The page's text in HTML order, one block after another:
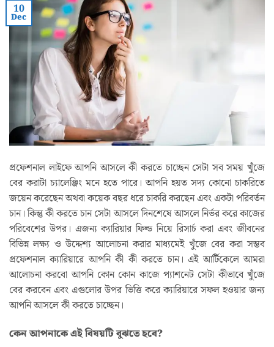
10
Dec
প্রফেশনাল লাইফে আপনি আসলে কী করতে চাচ্ছেন সেটা সব সময় খুঁজে
বের করাটা চ্যালেঞ্জিং মনে হতে পারে। আপনি হয়ত সদ্য কোনো চাকরিতে
জয়েন করেছেন অথবা কয়েক বছর ধরে চাকরি করছেন এবং একটা পরিবর্তন
চান। কিন্তু কী করতে চান সেটা আসলে দিনশেষে আসলে নির্ভর করে কাজের
পরিবেশের উপর। এজন্য ক্যারিয়ার ফিল্ড নিয়ে রিসার্চ করা এবং জীবনের
বিভিন্ন লক্ষ্য ও উদ্দেশ্য আলোচনা করার মাধ্যমেই খুঁজে বের করা সম্ভব
প্রফেশনাল ক্যারিয়ারে আপনি কী কী করতে চান। এই আর্টিকেলে আমরা
আলোচনা করবো আপনি কোন কোন কাজে প্যাশনেট সেটা কীভাবে খুঁজে
বের করবেন এবং এগুলোর উপর ভিত্তি করে ক্যারিয়ারে সফল হওয়ার জন্য
আপনি আসলে কী করতে চাচ্ছেন।
কেন আপনাকে এই বিষয়টি বুঝতে হবে?